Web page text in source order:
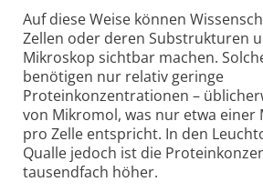
Auf diese Weise können
Zellen oder deren Substrukturen
Mikroskop sichtbar machen.
benötigen nur relativ geringe
Proteinkonzentrationen –
von Mikromol, was nur etwa einer
pro Zelle entspricht. In den
Qualle jedoch ist die
tausendfach höher.